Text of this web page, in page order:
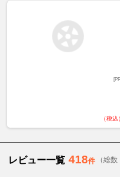
（税込
レビュー一覧 418件 （総